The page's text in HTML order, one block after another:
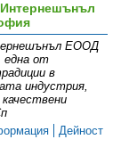
ЕООД
една от
в
индустрия,
Дейност